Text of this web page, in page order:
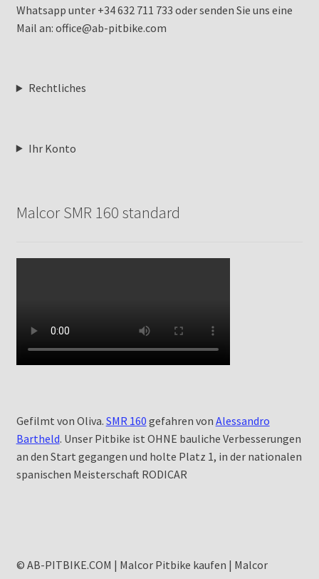
Whatsapp unter +34 632 711 733 oder senden Sie uns eine
Mail an: office@ab-pitbike.com
Rechtliches
Ihr Konto
Malcor SMR 160 standard
Gefilmt von Oliva. SMR 160 gefahren von Alessandro
Bartheld. Unser Pitbike ist OHNE bauliche Verbesserungen
an den Start gegangen und holte Platz 1, in der nationalen
spanischen Meisterschaft RODICAR
© AB-PITBIKE.COM | Malcor Pitbike kaufen | Malcor